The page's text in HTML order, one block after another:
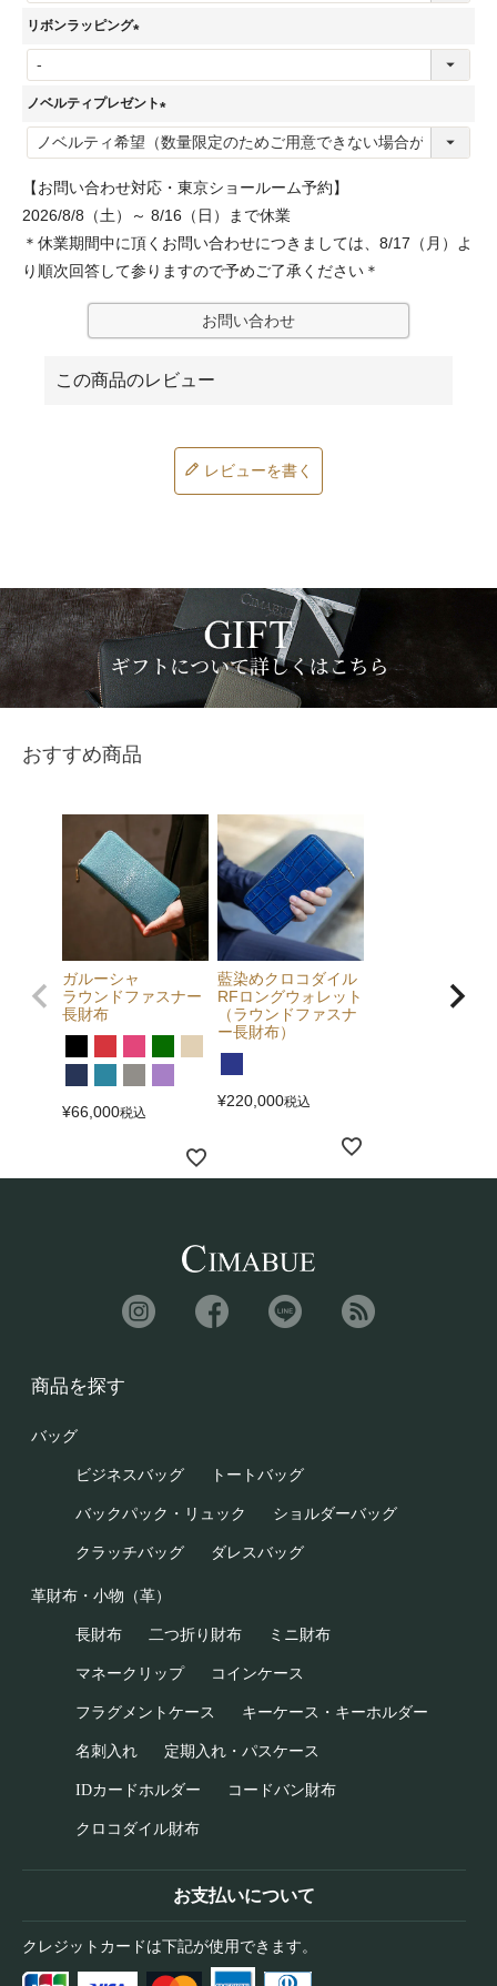
必
須
リボンラッピング
必
須
)
ノベルティプレゼント
(
必
須
)
【お問い合わせ対応・東京ショールーム予約】
2026/8/8（土）～ 8/16（日）まで休業
＊休業期間中に頂くお問い合わせにつきましては、8/17（月）よ
り順次回答して参りますので予めご了承ください＊
お問い合わせ
レビューを書く
おすすめ商品
ガルーシャ
ラウンドファスナー
長財布
¥66,000税込
藍染めクロコダイル
RFロングウォレット
（ラウンドファスナ
ー長財布）
¥220,000税込
商品を探す
バッグ
ビジネスバッグ トートバッグ
バックパック・リュック ショルダーバッグ
クラッチバッグ ダレスバッグ
革財布・小物（革）
長財布 二つ折り財布 ミニ財布
マネークリップ コインケース
フラグメントケース キーケース・キーホルダー
名刺入れ 定期入れ・パスケース
IDカードホルダー コードバン財布
クロコダイル財布
お支払いについて
クレジットカードは下記が使用できます。